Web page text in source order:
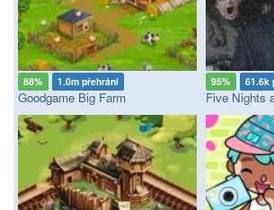
88% 1.0m přehrání
Goodgame Big Farm
95% 61.6k
Five Nights